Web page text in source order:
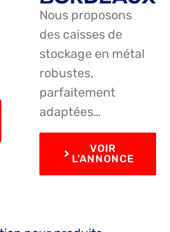
Nous proposons
des caisses de
stockage en métal
robustes,
parfaitement
adaptées…
VOIR
L'ANNONCE